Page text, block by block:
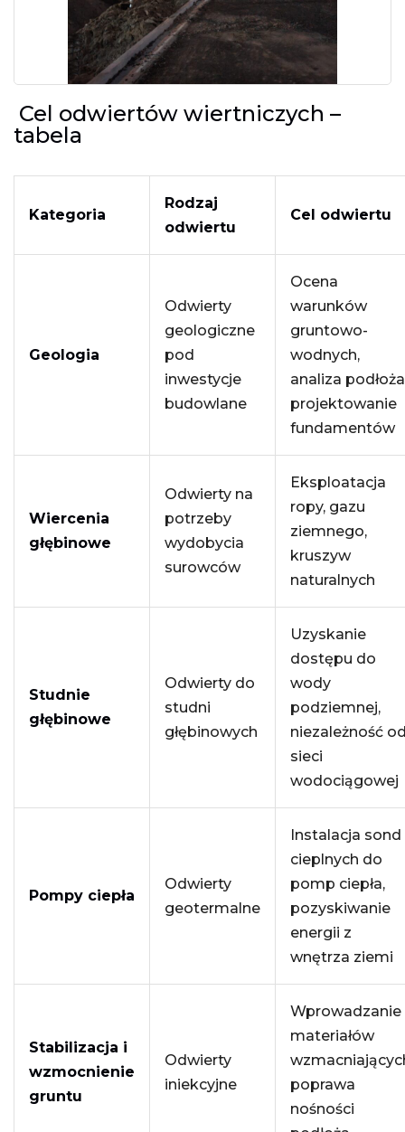
Cel odwiertów wiertniczych –
tabela
Kategoria
Rodzaj
odwiertu
Cel odwiertu
Geologia
Odwierty
geologiczne
pod
inwestycje
budowlane
Ocena
warunków
gruntowo-
wodnych,
analiza
projektowanie
fundamentów
Wiercenia
głębinowe
Odwierty na
potrzeby
wydobycia
surowców
Eksploatacja
ropy, gazu
ziemnego,
kruszyw
naturalnych
Studnie
głębinowe
Odwierty do
studni
głębinowych
Uzyskanie
dostępu do
wody
podziemnej,
niezależność
sieci
wodociągowej
Pompy ciepła
Odwierty
geotermalne
Instalacja sond
cieplnych do
pomp ciepła,
pozyskiwanie
energii z
wnętrza ziemi
Stabilizacja i
wzmocnienie
gruntu
Odwierty
iniekcyjne
Wprowadzanie
materiałów
poprawa
nośności